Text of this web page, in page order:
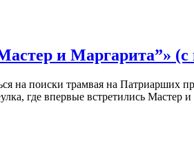
и Маргарита”»
на поиски трамвая на Патриарших
где впервые встретились Мастер